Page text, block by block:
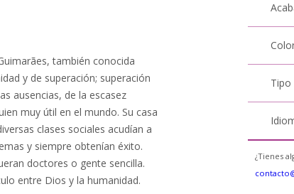
también conocida
y de superación; superación
ausencias, de la escasez
muy útil en el mundo. Su casa
clases sociales acudían a
y siempre obtenían éxito.
doctores o gente sencilla.
entre Dios y la humanidad.
Tipo
¿Tienes